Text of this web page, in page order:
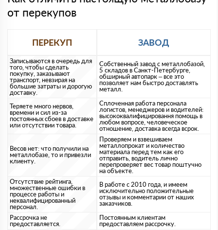
от перекупов
ПЕРЕКУП ЗАВОД
Записываются в очередь для
того, чтобы сделать
покупку, заказывают
транспорт, невзирая на
большие затраты и дорогую
доставку.
Собственный завод с металлобазой,
5 складов в Санкт-Петербурге,
обширный автопарк – все это
позволяет нам быстро доставлять
металл.
Теряете много нервов,
времени и сил из-за
постоянных сбоев в доставке
или отсутствии товара.
Сплоченная работа персонала
логистов, менеджеров и водителей:
высококвалифицировання помощь в
любом вопросе, человеческое
отношение, доставка всегда всрок.
Весов нет: что получили на
металлобазе, то и привезли
клиенту.
Проверяем и взвешиваем
металлопрокат и количество
материала перед тем как его
отправить, водитель лично
перепроверяет вес товар поштучно
на объекте.
Отсутствие рейтинга,
множественные ошибки в
процессе работы и
неквалифицированный
персонал.
В работе с 2010 года, и имеем
исключительно положительные
отзывы и комментарии от наших
заказчиков.
Рассрочка не
предоставляется.
Постоянным клиентам
предоставляем рассрочку.